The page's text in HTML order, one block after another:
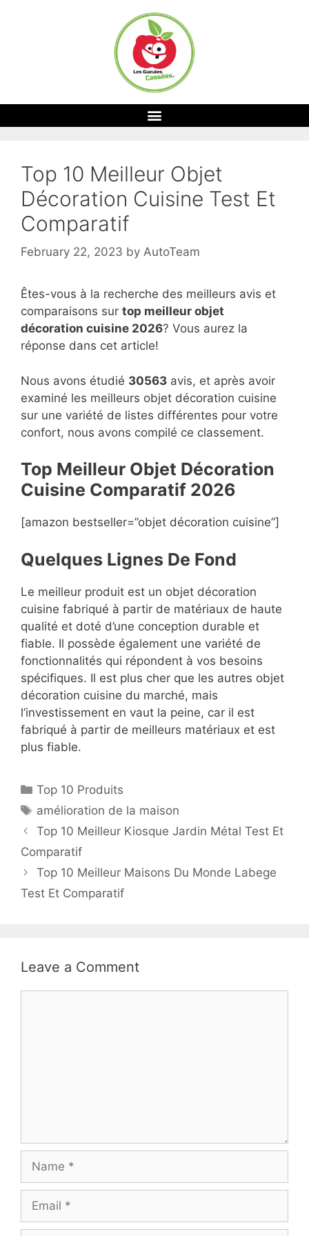
Top 10 Meilleur Objet
Décoration Cuisine Test Et
Comparatif
February 22, 2023 by AutoTeam
Êtes-vous à la recherche des meilleurs avis et
comparaisons sur top meilleur objet
décoration cuisine 2026? Vous aurez la
réponse dans cet article!
Nous avons étudié 30563 avis, et après avoir
examiné les meilleurs objet décoration cuisine
sur une variété de listes différentes pour votre
confort, nous avons compilé ce classement.
Top Meilleur Objet Décoration
Cuisine Comparatif 2026
[amazon bestseller=”objet décoration cuisine”]
Quelques Lignes De Fond
Le meilleur produit est un objet décoration
cuisine fabriqué à partir de matériaux de haute
qualité et doté d’une conception durable et
fiable. Il possède également une variété de
fonctionnalités qui répondent à vos besoins
spécifiques. Il est plus cher que les autres objet
décoration cuisine du marché, mais
l’investissement en vaut la peine, car il est
fabriqué à partir de meilleurs matériaux et est
plus fiable.
Top 10 Produits
amélioration de la maison
Top 10 Meilleur Kiosque Jardin Métal Test Et
Comparatif
Top 10 Meilleur Maisons Du Monde Labege
Test Et Comparatif
Leave a Comment